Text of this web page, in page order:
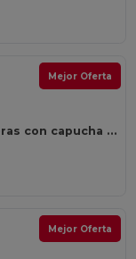
Mejor Oferta
Paquete de 30 sudaderas con capucha Gildan 18500
Mejor Oferta